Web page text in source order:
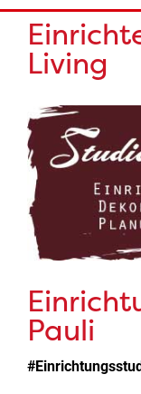
Living
Pauli